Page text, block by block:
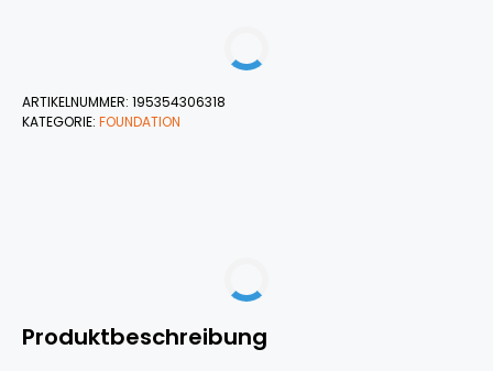
ARTIKELNUMMER: 195354306318
KATEGORIE: FOUNDATION
Produktbeschreibung